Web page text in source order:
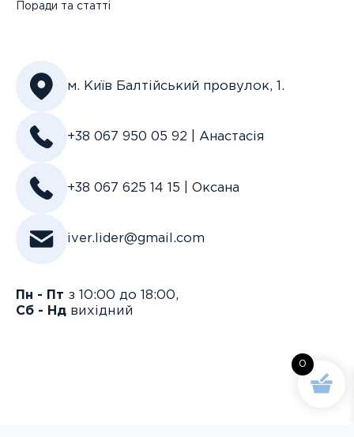
Поради та статті
м. Київ Балтійський провулок, 1.
+38 067 950 05 92 | Анастасія
+38 067 625 14 15 | Оксана
iver.lider@gmail.com
Пн - Пт з 10:00 до 18:00,
Сб - Нд вихідний
0